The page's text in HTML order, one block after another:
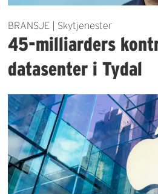
BRANSJE | Skytjenester
45-milliarders
datasenter i Tydal